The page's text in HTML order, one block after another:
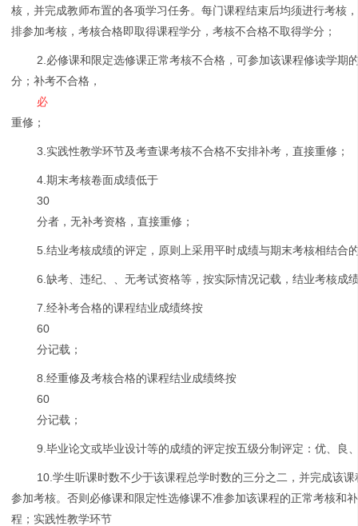
核，并完成教师布置的各项学习任务。每门课程结束后均须进行考核
排参加考核，考核合格即取得课程学分，考核不合格不取得学分；
2.必修课和限定选修课正常考核不合格，可参加该课程修读学期
分；补考不合格，
必
重修；
3.实践性教学环节及考查课考核不合格不安排补考，直接重修；
4.期末考核卷面成绩低于
30
分者，无补考资格，直接重修；
5.结业考核成绩的评定，原则上采用平时成绩与期末考核相结合
6.缺考、违纪、、无考试资格等，按实际情况记载，结业考核成
7.经补考合格的课程结业成绩终按
60
分记载；
8.经重修及考核合格的课程结业成绩终按
60
分记载；
9.毕业论文或毕业设计等的成绩的评定按五级分制评定：优、良
10.学生听课时数不少于该课程总学时数的三分之二，并完成该
参加考核。否则必修课和限定性选修课不准参加该课程的正常考核和
程；实践性教学环节